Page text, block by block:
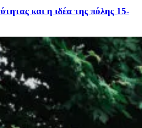
και η ιδέα της πόλης 15-